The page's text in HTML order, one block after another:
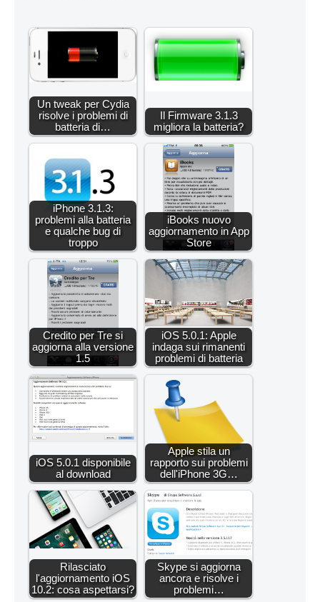
Un tweak per Cydia
risolve i problemi di
batteria di…
Il Firmware 3.1.3
migliora la batteria?
iPhone 3.1.3:
problemi alla batteria
e qualche bug di
troppo
iBooks nuovo
aggiornamento in App
Store
Credito per Tre si
aggiorna alla versione
1.5
iOS 5.0.1: Apple
indaga sui rimanenti
problemi di batteria
iOS 5.0.1 disponibile
al download
Apple stila un
rapporto sui problemi
dell'iPhone 3G…
Rilasciato
l'aggiornamento iOS
10.2: cosa aspettarsi?
Skype si aggiorna
ancora e risolve i
problemi…